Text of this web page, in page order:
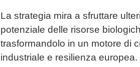
La strategia mira a sfruttare
potenziale delle risorse
trasformandolo in un motore di
industriale e resilienza